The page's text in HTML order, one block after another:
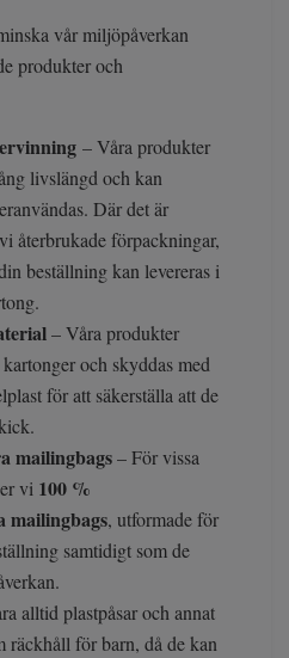
vår miljöpåverkan
produkter och
– Våra produkter
livslängd och kan
Där det är
återbrukade förpackningar,
beställning kan levereras i
– Våra produkter
och skyddas med
för att säkerställa att de
mailingbags– För vissa
vi 100 %
mailingbags, utformade för
samtidigt som de
alltid plastpåsar och annat
räckhåll för barn, då de kan